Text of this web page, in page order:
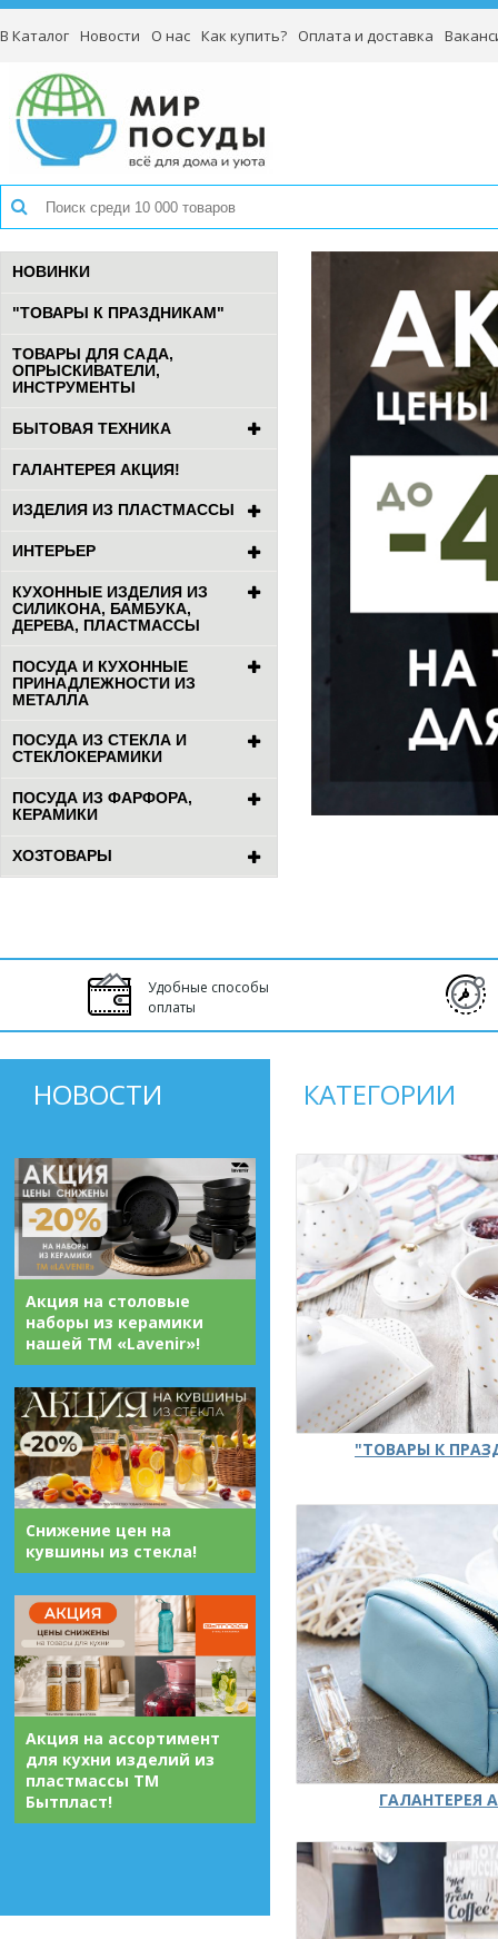
В Каталог Новости О нас Как купить? Оплата и доставка
НОВИНКИ
"ТОВАРЫ К ПРАЗДНИКАМ"
ТОВАРЫ ДЛЯ САДА,
ОПРЫСКИВАТЕЛИ,
ИНСТРУМЕНТЫ
БЫТОВАЯ ТЕХНИКА
ГАЛАНТЕРЕЯ АКЦИЯ!
ИЗДЕЛИЯ ИЗ ПЛАСТМАССЫ
ИНТЕРЬЕР
КУХОННЫЕ ИЗДЕЛИЯ ИЗ
СИЛИКОНА, БАМБУКА,
ДЕРЕВА, ПЛАСТМАССЫ
ПОСУДА И КУХОННЫЕ
ПРИНАДЛЕЖНОСТИ ИЗ
МЕТАЛЛА
ПОСУДА ИЗ СТЕКЛА И
СТЕКЛОКЕРАМИКИ
ПОСУДА ИЗ ФАРФОРА,
КЕРАМИКИ
ХОЗТОВАРЫ
Удобные способы
оплаты
НОВОСТИ
Акция на столовые
наборы из керамики
нашей ТМ «Lavenir»!
Снижение цен на
кувшины из стекла!
Акция на ассортимент
для кухни изделий из
пластмассы ТМ
Бытпласт!
КАТЕГОРИИ
"ТОВАРЫ К
ГАЛАНТЕРЕЯ